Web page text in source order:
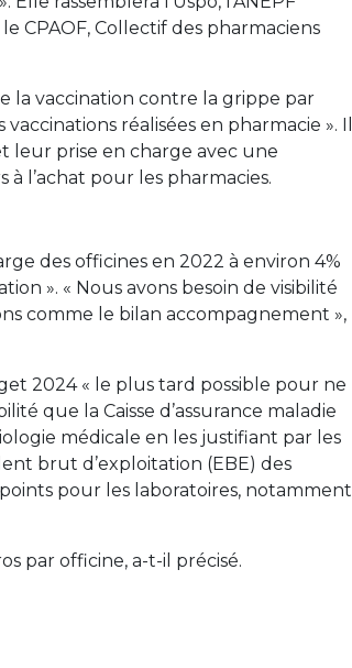
CPAOF, Collectif des pharmaciens
la vaccination contre la grippe par
réalisées en pharmacie ». Il
leur prise en charge avec une
l’achat pour les pharmacies.
des officines en 2022 à environ 4%
». « Nous avons besoin de visibilité
comme le bilan accompagnement »,
2024 « le plus tard possible pour ne
que la Caisse d’assurance maladie
médicale en les justifiant par les
brut d’exploitation (EBE) des
pour les laboratoires, notamment
par officine, a-t-il précisé.